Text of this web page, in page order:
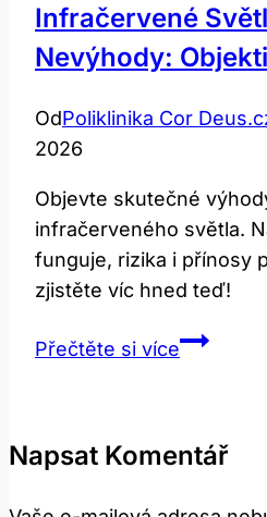
Infračervené
Nevýhody:
OdPoliklinika Cor
2026
Objevte skutečné
infračerveného světla.
funguje, rizika i přínosy
zjistěte víc hned teď!
Přečtěte si více
Objektivní
Napsat Komentář